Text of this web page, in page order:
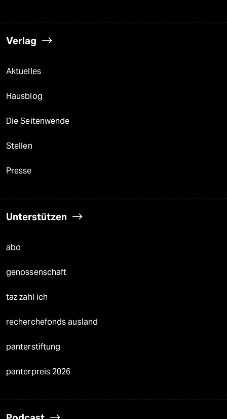
Verlag
Aktuelles
Hausblog
Die Seitenwende
Stellen
Presse
Unterstützen
abo
genossenschaft
taz zahl ich
recherchefonds ausland
panterstiftung
panterpreis 2026